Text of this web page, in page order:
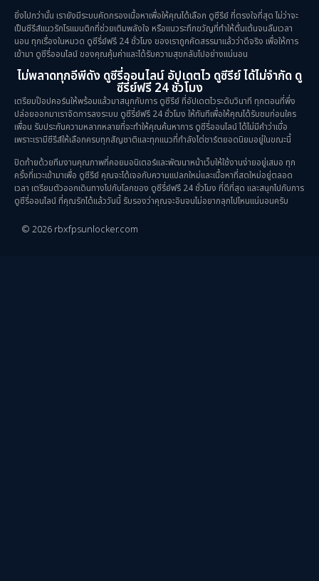
Social Issues สังคม (25)
Spy (3)
Supernatural เหนือธรรมชาติ (49)
survival เอาตัวรอด (23)
Thriller ระทึกขวัญ (84)
Uncategorized (1)
War สงคราม
ยิ่งไปกว่านั้น เรายังมีระบบคัดกรองเนื้อหาเพื่อให้คุณได้เลือก ดูซีรีย์ ที่ตรงใจที่สุด ไม่ว่าจะ
เป็นซีรีส์แนวรักโรแมนติกที่ช่วยเติมพลังใจ หรือแนวระทึกขวัญที่ทำให้ตื่นเต้นจนลืมเวลา
นอน ทุกเรื่องในหมวด ดูซีรี่ย์ฟรี 24 ชั่วโมง ของเราถูกคัดสรรมาแล้วว่าดีจริง เพื่อให้การ
เข้ามา ดูซีรี่ออนไลน์ ของคุณคุ้มค่าและได้รับความสุขกลับไปอย่างแน่นอน
ไม่พลาดทุกอีพีดัง ดูซีรี่ออนไลน์ อัปเดตไว ดูซีรีย์ ได้ไม่จำกัด ดู
ซีรี่ย์ฟรี 24 ชั่วโมง
เตรียมป๊อปคอร์นให้พร้อมแล้วมาสนุกกับการ ดูซีรีย์ ที่อัปเดตไวระดับวินาที ทุกตอนที่พึ่ง
ปล่อยออกมาเราจัดการลงระบบ ดูซีรี่ย์ฟรี 24 ชั่วโมง ให้ทันทีเพื่อให้คุณได้รับชมก่อนใคร
เพื่อน รับประกันความหลากหลายที่จะทำให้คุณค้นหาการ ดูซีรี่ออนไลน์ ได้ไม่มีคำว่าเบื่อ
เพราะเรามีซีรีส์ให้เลือกครบทุกสัญชาติและทุกแนวที่กำลังไต่ชาร์ตยอดนิยมอยู่ในขณะนี้
ปิดท้ายด้วยทีมงานคุณภาพที่คอยมอนิเตอร์และพัฒนาหน้าเว็บให้ใช้งานง่ายอยู่เสมอ ทุก
ครั้งที่แวะเข้ามาเพื่อ ดูซีรีย์ คุณจะได้เจอกับความแปลกใหม่และเนื้อหาที่สดใหม่อยู่ตลอด
เวลา เตรียมตัวออกเดินทางไปกับโลกของ ดูซีรี่ย์ฟรี 24 ชั่วโมง ที่ดีที่สุด และสนุกไปกับการ
ดูซีรี่ออนไลน์ ที่คุณรักได้แล้ววันนี้ รับรองว่าคุณจะอินจนไม่อยากลุกไปไหนแน่นอนครับ
© 2026 rbxfpsunlocker.com